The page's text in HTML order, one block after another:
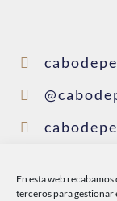
En esta web
terceros para gestionar